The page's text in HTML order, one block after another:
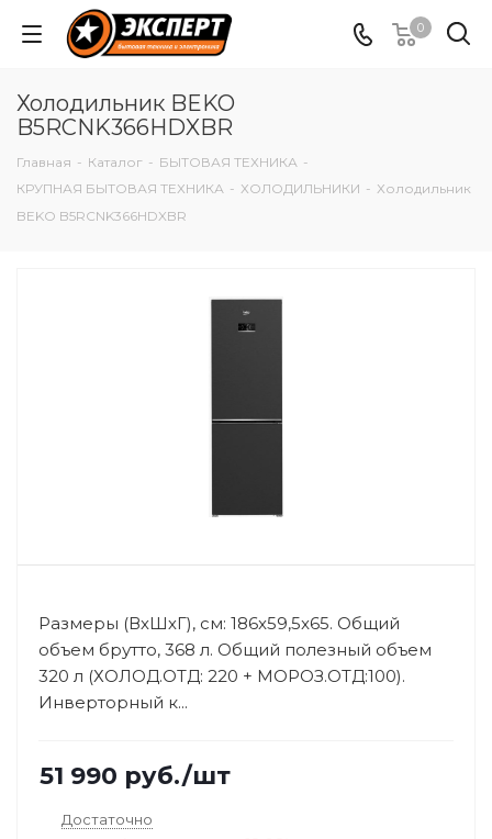
0
Холодильник BEKO
B5RCNK366HDXBR
Главная - Каталог - БЫТОВАЯ ТЕХНИКА -
КРУПНАЯ БЫТОВАЯ ТЕХНИКА - ХОЛОДИЛЬНИКИ - Холодильник
BEKO B5RCNK366HDXBR
Размеры (ВхШхГ), см: 186x59,5x65. Общий
объем брутто, 368 л. Общий полезный объем
320 л (ХОЛОД.ОТД: 220 + МОРОЗ.ОТД:100).
Инверторный к...
51 990 руб./шт
Достаточно